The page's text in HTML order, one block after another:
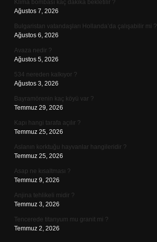
Klima bombası kaç dakika bekletilir ?
Ağustos 7, 2026
Bulgaristan vatandaşları Hollanda’da çalışabilir mi ?
Ağustos 6, 2026
Avaza nedir ?
Ağustos 5, 2026
534 nereden kalkıyor ?
Ağustos 3, 2026
Bayramörenin kaç köyü var ?
Temmuz 29, 2026
Kapı hangi tarafa açılır ?
Temmuz 25, 2026
Aslanın korktuğu hayvanlar hangileridir ?
Temmuz 25, 2026
Asap ne kısaltması ?
Temmuz 9, 2026
Anjina tehlikeli midir ?
Temmuz 3, 2026
Tencerede titanyum mu granit mi ?
Temmuz 2, 2026